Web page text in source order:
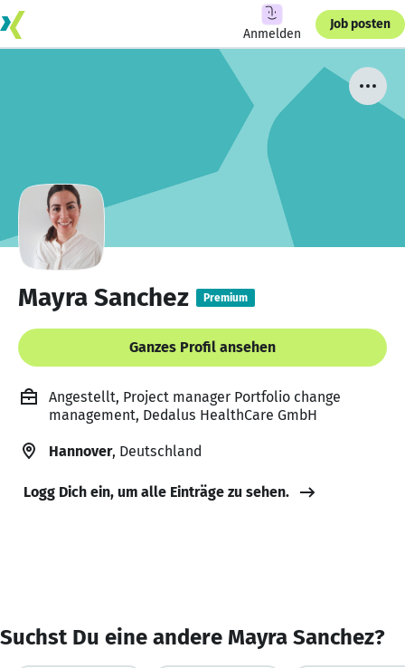
Anmelden
Job posten
Mayra Sanchez Premium
Ganzes Profil ansehen
Angestellt, Project manager Portfolio change
management, Dedalus HealthCare GmbH
Hannover, Deutschland
Logg Dich ein, um alle Einträge zu sehen.
Suchst Du eine andere Mayra Sanchez?